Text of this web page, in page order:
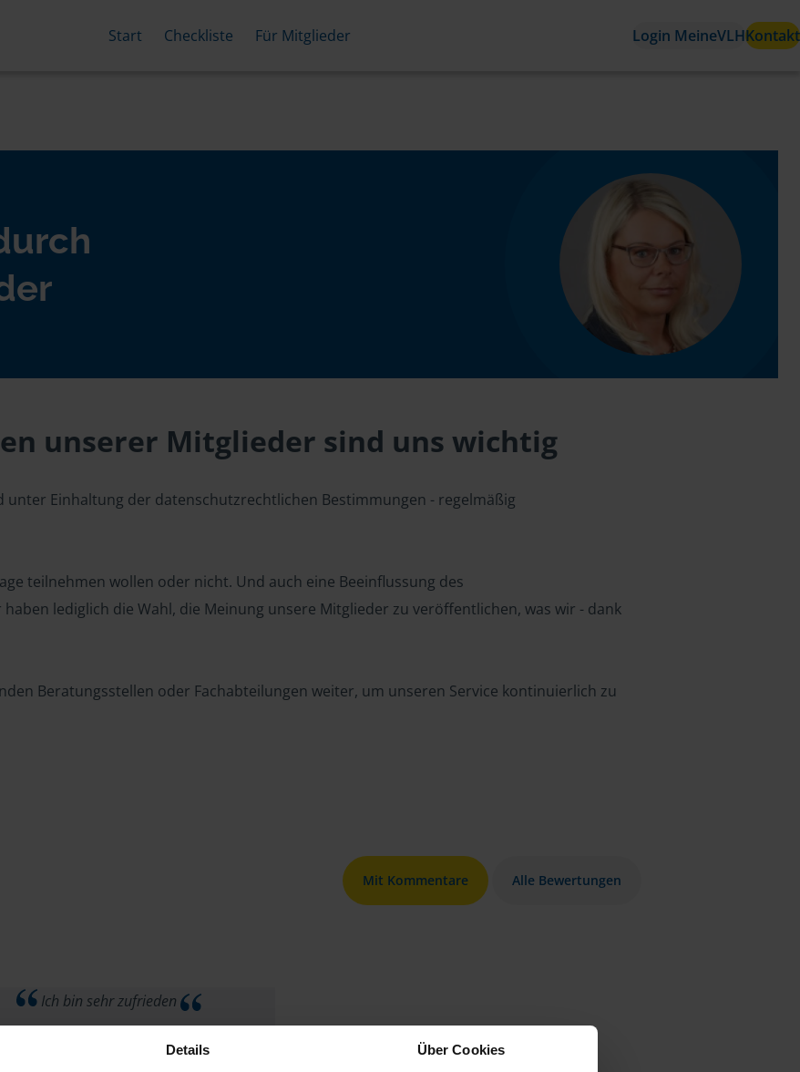
Details Über Cookies
Start Checkliste Für Mitglieder Login MeineVLHKontakt
unserer Mitglieder sind uns wichtig
Einhaltung der datenschutzrechtlichen Bestimmungen - regelmäßig
teilnehmen wollen oder nicht. Und auch eine Beeinflussung des
lediglich die Wahl, die Meinung unsere Mitglieder zu veröffentlichen, was wir - dank
Beratungsstellen oder Fachabteilungen weiter, um unseren Service kontinuierlich zu
Mit Kommentare Alle Bewertungen
Ich bin sehr zufrieden
anonymes VLH-Mitglied